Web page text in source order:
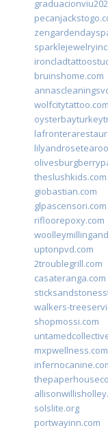
bruinshome.com
wolfcitytattoo.com
theslushkids.com
giobastian.com
glpascensori.com
rifloorepoxy.com
uptonpvd.com
2troublegrill.com
casateranga.com
walkers-
shopmossi.com
mxpwellness.com
solslite.org
portwayinn.com